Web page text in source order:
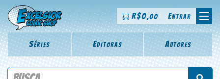
R$0,00 Entrar
Séries Editoras Autores
Procure por título da revista, personagem, série, escritor,